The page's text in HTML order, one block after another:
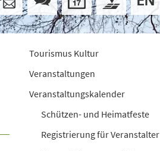
Tourismus Kultur
Veranstaltungen
Veranstaltungskalender
Schützen- und Heimatfeste
Registrierung für Veranstalter